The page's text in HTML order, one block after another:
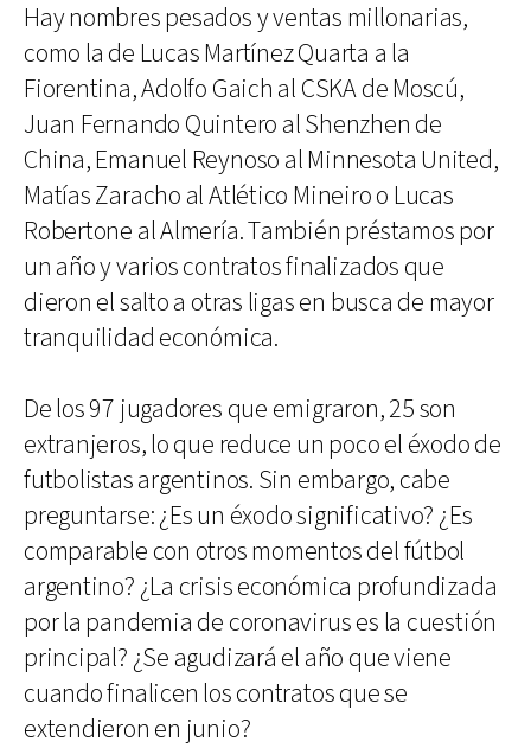
Hay nombres pesados y ventas millonarias,
como la de Lucas Martínez Quarta a la
Fiorentina, Adolfo Gaich al CSKA de Moscú,
Juan Fernando Quintero al Shenzhen de
China, Emanuel Reynoso al Minnesota United,
Matías Zaracho al Atlético Mineiro o Lucas
Robertone al Almería. También préstamos por
un año y varios contratos finalizados que
dieron el salto a otras ligas en busca de mayor
tranquilidad económica.
De los 97 jugadores que emigraron, 25 son
extranjeros, lo que reduce un poco el éxodo de
futbolistas argentinos. Sin embargo, cabe
preguntarse: ¿Es un éxodo significativo? ¿Es
comparable con otros momentos del fútbol
argentino? ¿La crisis económica profundizada
por la pandemia de coronavirus es la cuestión
principal? ¿Se agudizará el año que viene
cuando finalicen los contratos que se
extendieron en junio?